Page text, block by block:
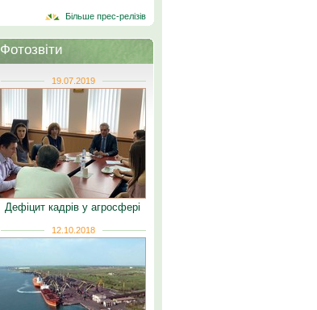
Більше прес-релізів
Фотозвіти
19.07.2019
Дефіцит кадрів у агросфері
12.10.2018